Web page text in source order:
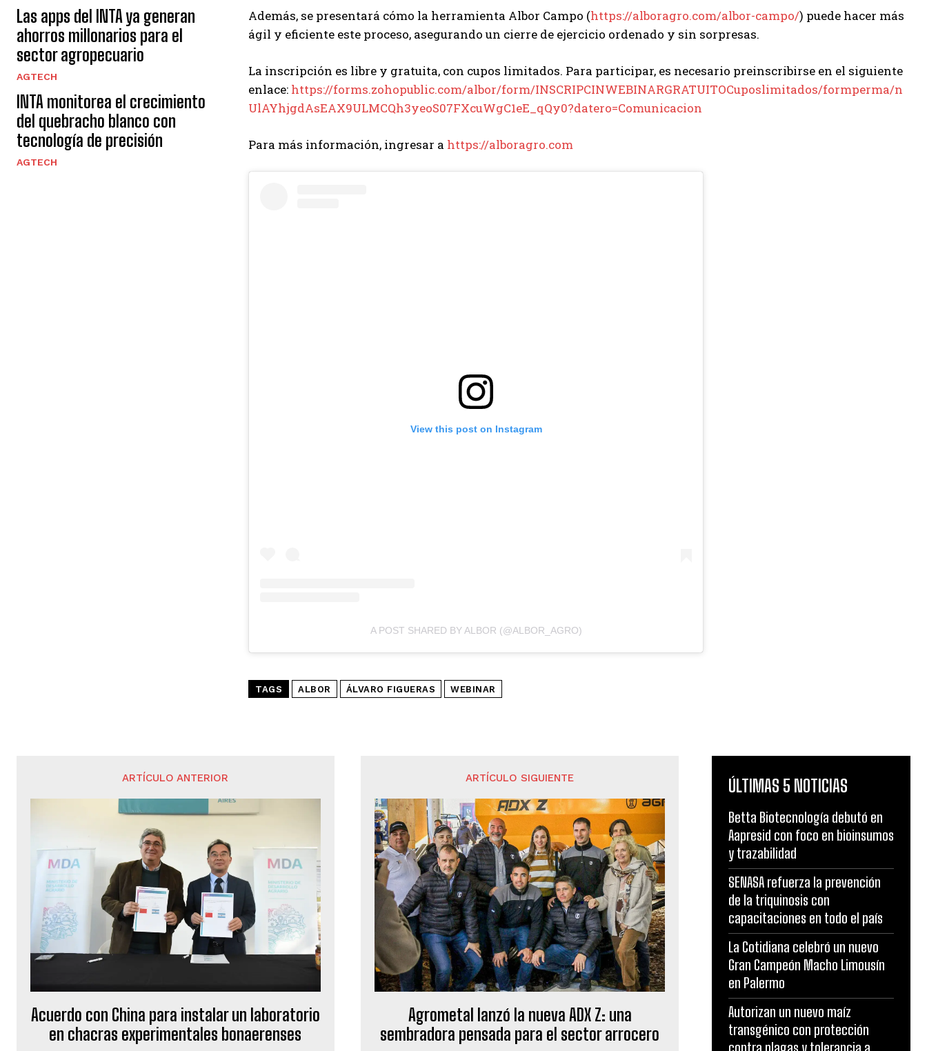
Las apps del INTA ya generan
ahorros millonarios para el
sector agropecuario
AGTECH
INTA monitorea el crecimiento
del quebracho blanco con
tecnología de precisión
AGTECH
Además, se presentará cómo la herramienta Albor Campo (https://alboragro.com/albor-campo/) puede hacer más
ágil y eficiente este proceso, asegurando un cierre de ejercicio ordenado y sin sorpresas.
La inscripción es libre y gratuita, con cupos limitados. Para participar, es necesario preinscribirse en el siguiente
enlace: https://forms.zohopublic.com/albor/form/INSCRIPCINWEBINARGRATUITOCuposlimitados/formperma/n
UlAYhjgdAsEAX9ULMCQh3yeoS07FXcuWgC1eE_qQy0?datero=Comunicacion
Para más información, ingresar a https://alboragro.com
View this post on Instagram
A POST SHARED BY ALBOR (@ALBOR_AGRO)
TAGS ALBOR ÁLVARO FIGUERAS WEBINAR
ARTÍCULO ANTERIOR
Acuerdo con China para instalar un laboratorio
en chacras experimentales bonaerenses
ARTÍCULO SIGUIENTE
Agrometal lanzó la nueva ADX Z: una
sembradora pensada para el sector arrocero
ÚLTIMAS 5 NOTICIAS
Betta Biotecnología debutó en
Aapresid con foco en bioinsumos
y trazabilidad
SENASA refuerza la prevención
de la triquinosis con
capacitaciones en todo el país
La Cotidiana celebró un nuevo
Gran Campeón Macho Limousín
en Palermo
Autorizan un nuevo maíz
transgénico con protección
contra plagas y tolerancia a